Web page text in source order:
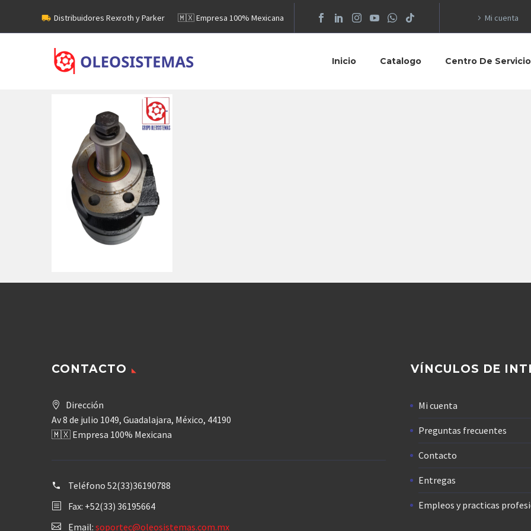
Distribuidores Rexroth y Parker 🇲🇽 Empresa 100% Mexicana Mi cuenta
Inicio Catalogo Centro De
CONTACTO
Dirección
Av 8 de julio 1049, Guadalajara, México, 44190
🇲🇽 Empresa 100% Mexicana
Teléfono 52(33)36190788
Fax: +52(33) 36195664
Email: soportec@oleosistemas.com.mx
VÍNCULOS DE
Mi cuenta
Preguntas frecuentes
Contacto
Entregas
Empleos y practicas